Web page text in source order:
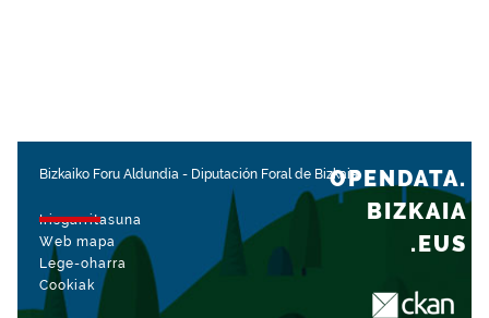
Bizkaiko Foru Aldundia - Diputación Foral de Bizkaia
Irisgarritasuna
Web mapa
Lege-oharra
Cookiak
OPENDATA.
BIZKAIA
.EUS